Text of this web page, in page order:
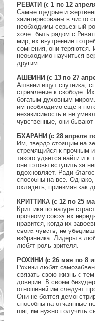
РЕВАТИ (с 1 по 12
Самые щедрые и
заинтересованы в чисто
необходимы серьезный
хочет быть рядом с
мир, их внутренние
сомнения, они теряются.
необходимо научиться
другим.
АШВИНИ (с 13 по 27
Ашвини ищут спутника,
стремление к свободе.
богатым духовным
им необходимо еще и
независимость и не
чувственные, они
БХАРАНИ (с 28 апреля
Им, твердо стоящим на
стремящийся к прочным
такого удается найти и к
они готовы вступить за
вдохновляет. Ради
способны на все.
охладеть, принимая как
КРИТТИКА (с 12 по 25
Криттика по натуре
прочному союзу их
нравится, когда их
своих чувств, не
избранника. Лидеры в
любят роль зрителя.
РОХИНИ (с 26 мая по 8
Рохини любят
связать свою жизнь с
доверие. В своем
отношений им следует
Они не боятся
способны на отчаянные
шаг, им нужно получить